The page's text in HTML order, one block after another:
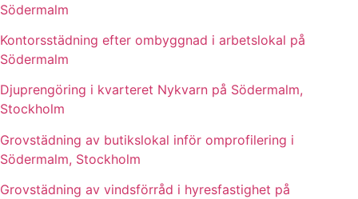
Södermalm
Kontorsstädning efter ombyggnad i arbetslokal på
Södermalm
Djuprengöring i kvarteret Nykvarn på Södermalm,
Stockholm
Grovstädning av butikslokal inför omprofilering i
Södermalm, Stockholm
Grovstädning av vindsförråd i hyresfastighet på